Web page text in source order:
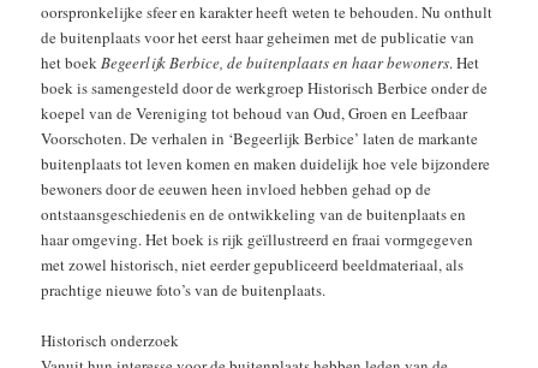
oorspronkelijke sfeer en karakter heeft weten te behouden. Nu onthult
de buitenplaats voor het eerst haar geheimen met de publicatie van
het boekBegeerlijk Berbice, de buitenplaats en haar bewoners. Het
boek is samengesteld door de werkgroep Historisch Berbice onder de
koepel van de Vereniging tot behoud van Oud, Groen en Leefbaar
Voorschoten. De verhalen in ‘Begeerlijk Berbice’ laten de markante
buitenplaats tot leven komen en maken duidelijk hoe vele bijzondere
bewoners door de eeuwen heen invloed hebben gehad op de
ontstaansgeschiedenis en de ontwikkeling van de buitenplaats en
haar omgeving. Het boek is rijk geïllustreerd en fraai vormgegeven
met zowel historisch, niet eerder gepubliceerd beeldmateriaal, als
prachtige nieuwe foto’s van de buitenplaats.
Historisch onderzoek